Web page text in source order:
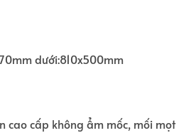
dưới:810x500mm
cao cấp không ẩm mốc, mối mọt